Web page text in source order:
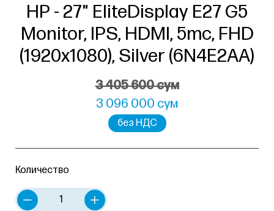
HP - 27" EliteDisplay E27 G5
Monitor, IPS, HDMI, 5mc, FHD
(1920x1080), Silver (6N4E2AA)
3 405 600 сум
3 096 000 сум
без НДС
Количество